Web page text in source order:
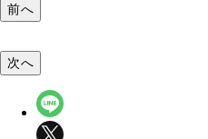
前へ
次へ